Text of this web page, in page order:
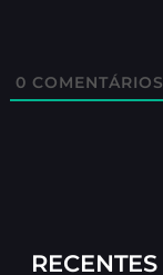
0 COMENTÁRIOS
RECENTES